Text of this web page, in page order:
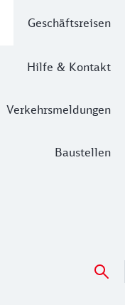
Geschäftsreisen
Hilfe & Kontakt
Verkehrsmeldungen
Baustellen